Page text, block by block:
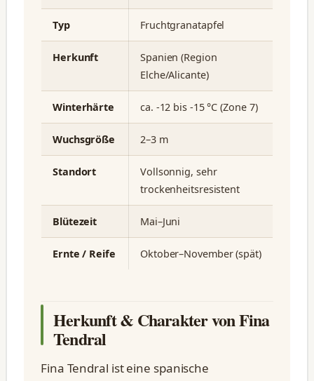
Typ Fruchtgranatapfel
Herkunft
Spanien (Region
Elche/Alicante)
Winterhärte ca. -12 bis -15 °C (Zone 7)
Wuchsgröße 2–3 m
Standort
Vollsonnig, sehr
trockenheitsresistent
Blütezeit Mai–Juni
Ernte / Reife Oktober–November (spät)
Herkunft & Charakter von Fina
Tendral
Fina Tendral ist eine spanische